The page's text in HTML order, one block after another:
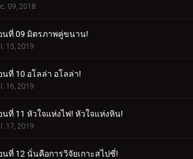
09, 2018
นที่ 09 มิตรภาพคู่ขนาน!
15, 2019
นที่ 10 อโลล่า อโลล่า!
16, 2019
นที่ 11 หัวใจแห่งไฟ! หัวใจแห่งหิน!
17, 2019
นที่ 12 นั่นคือการวิจัยเกาะสไปซี่!